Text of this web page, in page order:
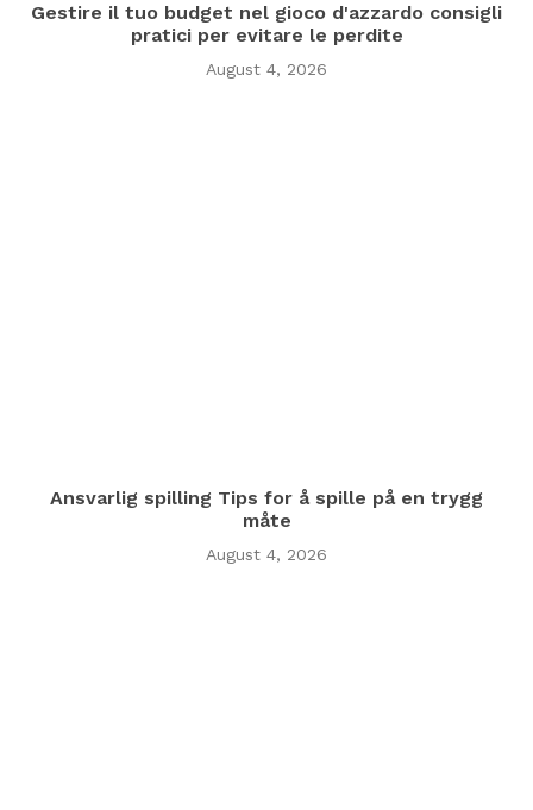
Gestire il tuo budget nel gioco d'azzardo consigli
pratici per evitare le perdite
August 4, 2026
Ansvarlig spilling Tips for å spille på en trygg
måte
August 4, 2026